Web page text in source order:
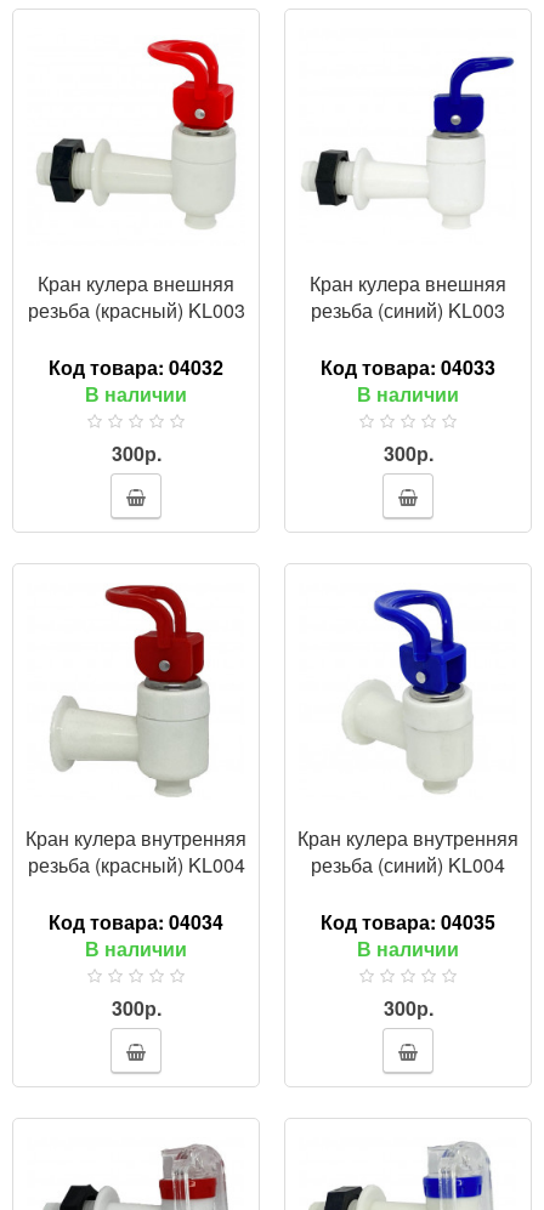
Кран кулера внешняя
резьба (красный) KL003
Код товара: 04032
В наличии
300р.
Кран кулера внешняя
резьба (синий) KL003
Код товара: 04033
В наличии
300р.
Кран кулера внутренняя
резьба (красный) KL004
Код товара: 04034
В наличии
300р.
Кран кулера внутренняя
резьба (синий) KL004
Код товара: 04035
В наличии
300р.
ПРОСМОТР